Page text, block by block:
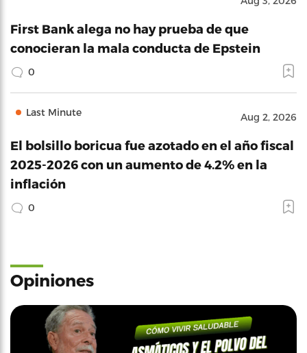
First Bank alega no hay prueba de que
conocieran la mala conducta de Epstein
0
Last Minute Aug 2, 2026
El bolsillo boricua fue azotado en el año fiscal
2025-2026 con un aumento de 4.2% en la
inflación
0
Opiniones